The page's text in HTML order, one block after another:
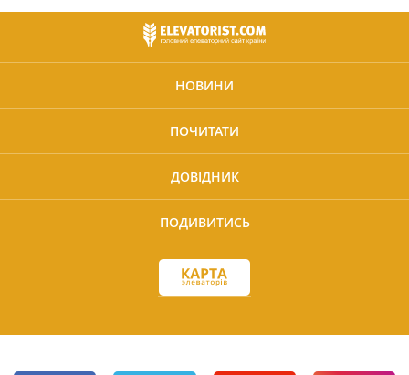
НОВИНИ
ПОЧИТАТИ
ДОВІДНИК
ПОДИВИТИСЬ